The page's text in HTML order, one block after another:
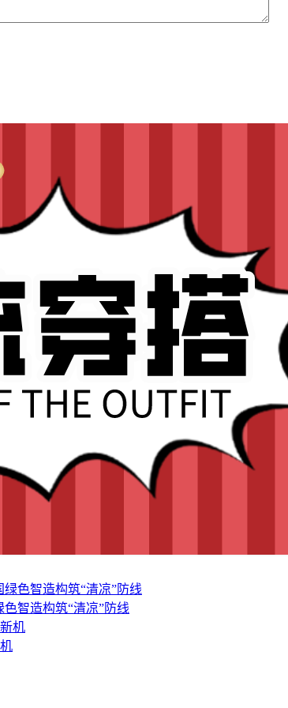
智造构筑“清凉”防线